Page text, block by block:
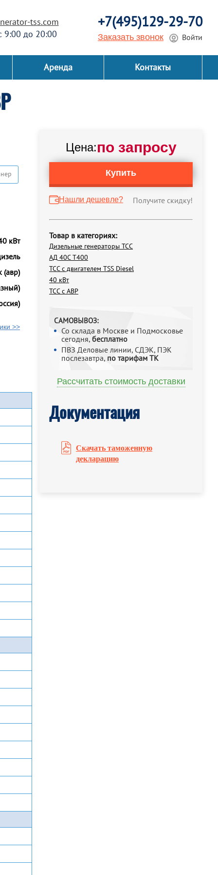
tss.com
9:00 до 20:00
+7(495)129-29-70
Заказать звонок Войти
Аренда Контакты
Цена:по запросу
Купить
Нашли дешевле? Получите скидку!
Товар в категориях:
Дизельные генераторы ТСС
АД 40С Т400
ТСС с двигателем TSS Diesel
40 кВт
ТСС с АВР
САМОВЫВОЗ:
Со склада в Москве и Подмосковье
сегодня, бесплатно
ПВЗ Деловые линии, СДЭК, ПЭК
послезавтра, по тарифам ТК
Рассчитать стоимость доставки
Документация
Скачать таможенную
декларацию
кВт
(авр)
>>